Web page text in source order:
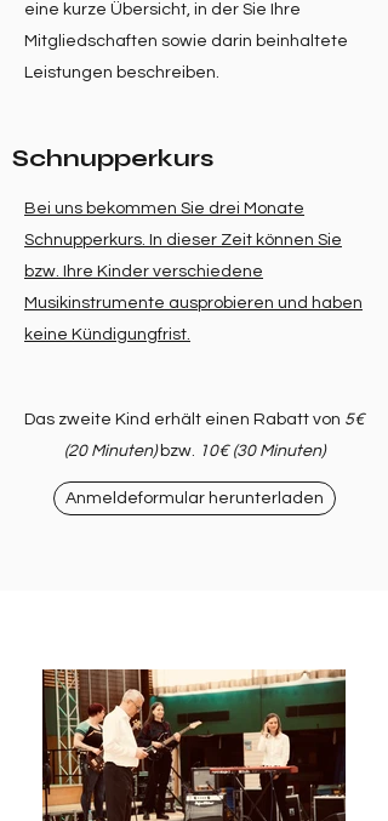
eine kurze Übersicht, in der Sie Ihre
Mitgliedschaften sowie darin beinhaltete
Leistungen beschreiben.
Schnupperkurs
Bei uns bekommen Sie drei Monate
Schnupperkurs. In dieser Zeit können Sie
bzw. Ihre Kinder verschiedene
Musikinstrumente ausprobieren und haben
keine Kündigungfrist.
Das zweite Kind erhält einen Rabatt von 5€
(20 Minuten) bzw. 10€ (30 Minuten)
Anmeldeformular herunterladen